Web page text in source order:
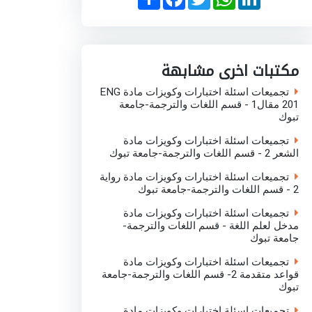
h
a
a
c
k
w
i
h
a
p
i
n
n
مكتبات اخرى مشابهة
تجميعات اسئلة اختبارات وكويزات مادة ENG
201 مقال1 - قسم اللغات والترجمة-جامعة
تبوك
تجميعات اسئلة اختبارات وكويزات مادة
الشعر 2 - قسم اللغات والترجمة-جامعة تبوك
تجميعات اسئلة اختبارات وكويزات مادة رواية
2 - قسم اللغات والترجمة-جامعة تبوك
تجميعات اسئلة اختبارات وكويزات مادة
مدخل لعلم اللغة - قسم اللغات والترجمة-
جامعة تبوك
تجميعات اسئلة اختبارات وكويزات مادة
قواعد متقدمة 2- قسم اللغات والترجمة-جامعة
تبوك